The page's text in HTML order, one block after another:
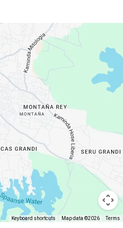
Keyboard shortcuts Map data ©2026 Terms